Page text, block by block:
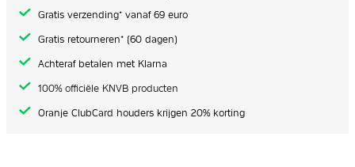
Gratis verzending* vanaf 69 euro
Gratis retourneren* (60 dagen)
Achteraf betalen met Klarna
100% officiële KNVB producten
Oranje ClubCard houders krijgen 20% korting